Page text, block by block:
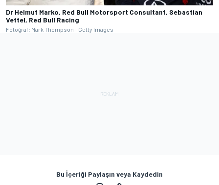
Dr Helmut Marko, Red Bull Motorsport Consultant, Sebastian
Vettel, Red Bull Racing
Fotoğraf: Mark Thompson - Getty Images
Bu İçeriği Paylaşın veya Kaydedin